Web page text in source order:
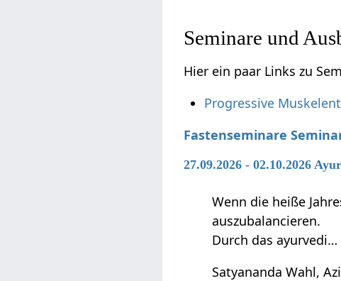
Seminare und
Hier ein paar Links zu
Progressive
Fastenseminare
27.09.2026 - 02.10.2026
Wenn die heiße
auszubalancieren.
Durch das ayurvedi…
Satyananda Wahl,